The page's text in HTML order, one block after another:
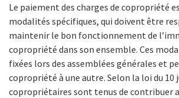
Le paiement des charges de copropriété
modalités spécifiques, qui doivent être
maintenir le bon fonctionnement de
copropriété dans son ensemble. Ces
fixées lors des assemblées générales et
copropriété à une autre. Selon la loi du 10
copropriétaires sont tenus de contribuer